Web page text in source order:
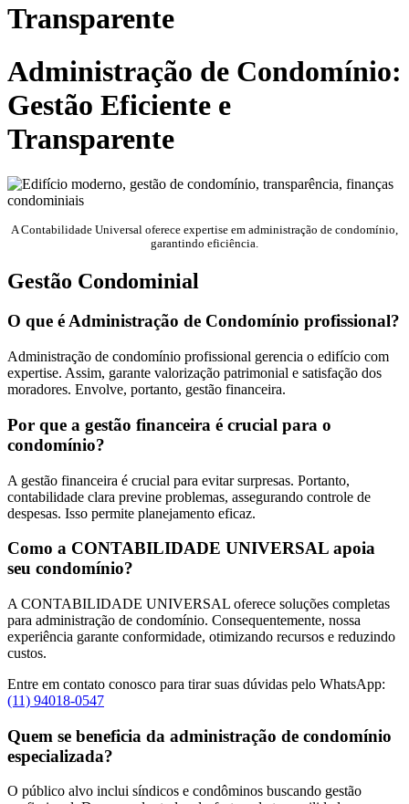
Transparente
Administração de Condomínio:
Gestão Eficiente e
Transparente
A Contabilidade Universal oferece expertise em administração de condomínio,
garantindo eficiência.
Gestão Condominial
O que é Administração de Condomínio profissional?
Administração de condomínio profissional gerencia o edifício com
expertise. Assim, garante valorização patrimonial e satisfação dos
moradores. Envolve, portanto, gestão financeira.
Por que a gestão financeira é crucial para o
condomínio?
A gestão financeira é crucial para evitar surpresas. Portanto,
contabilidade clara previne problemas, assegurando controle de
despesas. Isso permite planejamento eficaz.
Como a CONTABILIDADE UNIVERSAL apoia
seu condomínio?
A CONTABILIDADE UNIVERSAL oferece soluções completas
para administração de condomínio. Consequentemente, nossa
experiência garante conformidade, otimizando recursos e reduzindo
custos.
Entre em contato conosco para tirar suas dúvidas pelo WhatsApp:
(11) 94018-0547
Quem se beneficia da administração de condomínio
especializada?
O público alvo inclui síndicos e condôminos buscando gestão